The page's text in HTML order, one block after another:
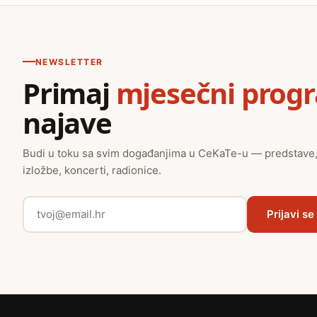
NEWSLETTER
Primaj mjesečni
najave
Budi u toku sa svim događanjima u CeKaTe-u — predstave,
izložbe, koncerti, radionice.
Prijavi se